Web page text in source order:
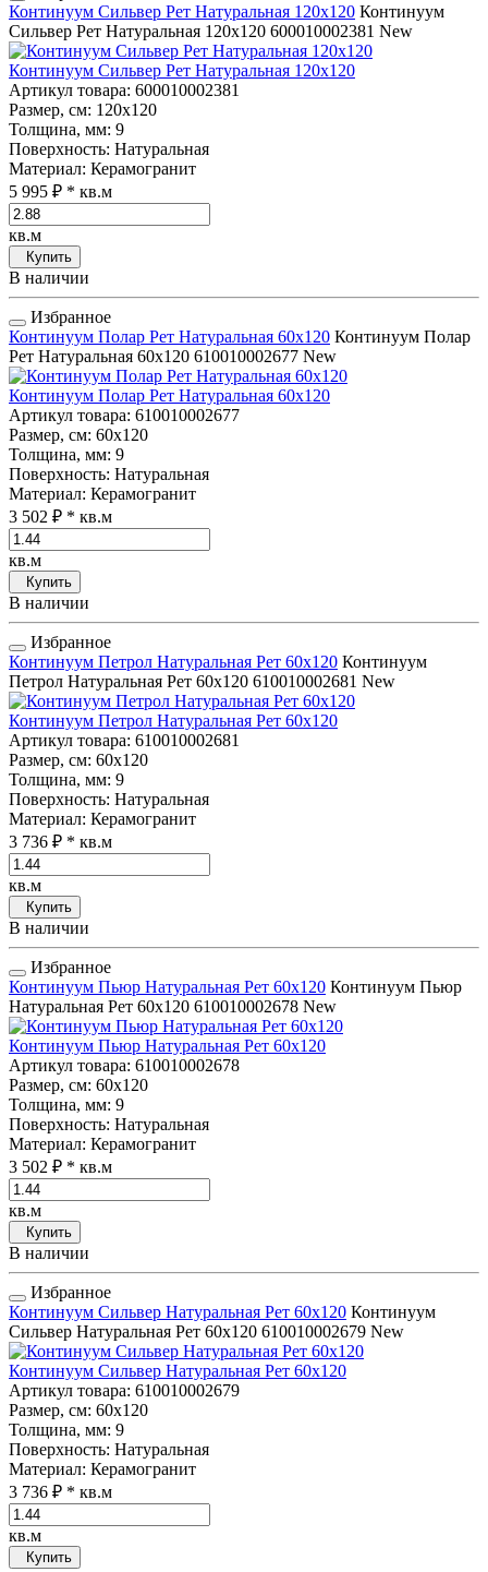
Континуум Сильвер Рет Натуральная 120x120 Континуум
Сильвер Рет Натуральная 120x120 600010002381 New
Континуум Сильвер Рет Натуральная 120x120
Артикул товара: 600010002381
Размер, см: 120x120
Толщина, мм: 9
Поверхность: Натуральная
Материал: Керамогранит
5 995 ₽ * кв.м
кв.м
Купить
В наличии
Избранное
Континуум Полар Рет Натуральная 60x120 Континуум Полар
Рет Натуральная 60x120 610010002677 New
Континуум Полар Рет Натуральная 60x120
Артикул товара: 610010002677
Размер, см: 60x120
Толщина, мм: 9
Поверхность: Натуральная
Материал: Керамогранит
3 502 ₽ * кв.м
кв.м
Купить
В наличии
Избранное
Континуум Петрол Натуральная Рет 60x120 Континуум
Петрол Натуральная Рет 60x120 610010002681 New
Континуум Петрол Натуральная Рет 60x120
Артикул товара: 610010002681
Размер, см: 60x120
Толщина, мм: 9
Поверхность: Натуральная
Материал: Керамогранит
3 736 ₽ * кв.м
кв.м
Купить
В наличии
Избранное
Континуум Пьюр Натуральная Рет 60x120 Континуум Пьюр
Натуральная Рет 60x120 610010002678 New
Континуум Пьюр Натуральная Рет 60x120
Артикул товара: 610010002678
Размер, см: 60x120
Толщина, мм: 9
Поверхность: Натуральная
Материал: Керамогранит
3 502 ₽ * кв.м
кв.м
Купить
В наличии
Избранное
Континуум Сильвер Натуральная Рет 60x120 Континуум
Сильвер Натуральная Рет 60x120 610010002679 New
Континуум Сильвер Натуральная Рет 60x120
Артикул товара: 610010002679
Размер, см: 60x120
Толщина, мм: 9
Поверхность: Натуральная
Материал: Керамогранит
3 736 ₽ * кв.м
кв.м
Купить